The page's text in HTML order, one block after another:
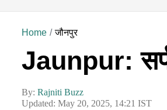
Home जौनपुर
Jaunpur:
By: Rajniti Buzz
Updated: May 20, 2025, 14:21 IST